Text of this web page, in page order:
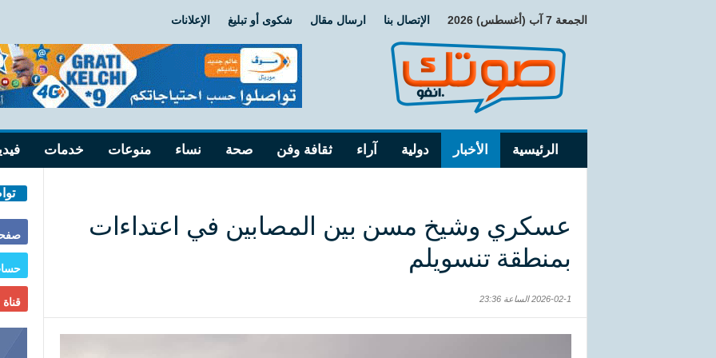
الجمعة 7 آب (أغسطس) 2026 الإتصال بنا ارسال مقال شكوى أو تبليغ الإعلانات
الرئيسية الأخبار دولية آراء ثقافة وفن صحة نساء منوعات خدمات
عسكري وشيخ مسن بين المصابين في اعتداءات
بمنطقة تنسويلم
2026-02-1 الساعة 23:36